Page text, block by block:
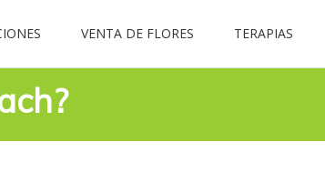
VENTA DE FLORES TERAPIAS